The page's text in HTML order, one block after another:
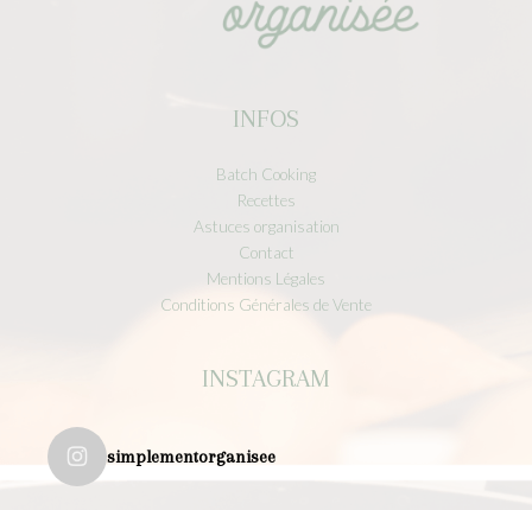
INFOS
Batch Cooking
Recettes
Astuces organisation
Contact
Mentions Légales
Conditions Générales de Vente
INSTAGRAM
simplementorganisee